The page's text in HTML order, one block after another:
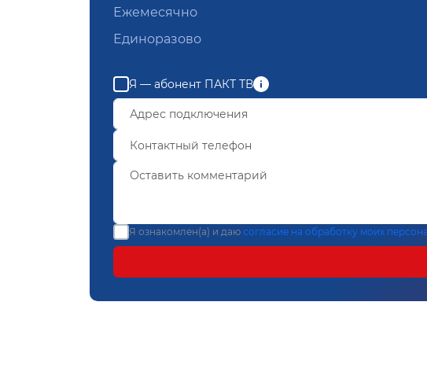
Ежемесячно
Единоразово
Я — абонент ПАКТ ТВ
Я ознакомлен(а) и даю согласие на обработку моих